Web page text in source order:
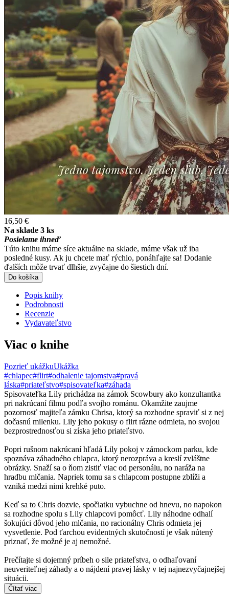
16,50 €
Na sklade 3 ks
Posielame ihneď
Túto knihu máme síce aktuálne na sklade, máme však už iba
posledné kusy. Ak ju chcete mať rýchlo, ponáhľajte sa! Dodanie
ďalších môže trvať dlhšie, zvyčajne do šiestich dní.
Do košíka
Popis knihy
Podrobnosti
Recenzie
Vydavateľstvo
Viac o knihe
Pozrieť ukážkuUkážka
#chlapec#flirt#odhalenie tajomstva#pravá
láska#priateľstvo#spisovateľka#záhada
Spisovateľka Lily prichádza na zámok Scowbury ako konzultantka
pri nakrúcaní filmu podľa svojho románu. Okamžite zaujme
pozornosť majiteľa zámku Chrisa, ktorý sa rozhodne spraviť si z nej
dočasnú milenku. Lily jeho pokusy o flirt rázne odmieta, no svojou
bezprostrednosťou si získa jeho priateľstvo.
Popri rušnom nakrúcaní hľadá Lily pokoj v zámockom parku, kde
spoznáva záhadného chlapca, ktorý nerozpráva a kreslí zvláštne
obrázky. Snaží sa o ňom zistiť viac od personálu, no naráža na
hradbu mlčania. Napriek tomu sa s chlapcom postupne zblíži a
vzniká medzi nimi krehké puto.
Keď sa to Chris dozvie, spočiatku vybuchne od hnevu, no napokon
sa rozhodne spolu s Lily chlapcovi pomôcť. Lily náhodne odhalí
šokujúci dôvod jeho mlčania, no racionálny Chris odmieta jej
vysvetlenie. Pod ťarchou evidentných skutočností je však nútený
priznať, že možné je aj nemožné.
Prečítajte si dojemný príbeh o sile priateľstva, o odhaľovaní
neuveriteľnej záhady a o nájdení pravej lásky v tej najnezvyčajnejšej
situácii.
Čítať viac